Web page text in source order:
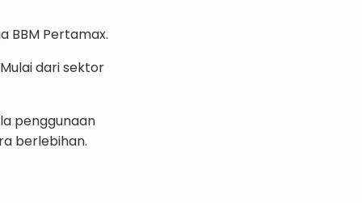
BBM Pertamax.
dari sektor
penggunaan
berlebihan.